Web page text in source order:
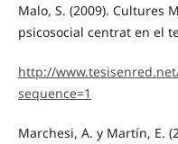
Malo, S. (2009). Cultures
psicosocial centrat en el
http://
sequence=1
Marchesi, A. y Martín, E.